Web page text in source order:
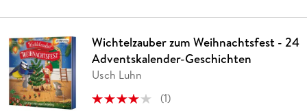
Wichtelzauber zum Weihnachtsfest - 24
Adventskalender-Geschichten
Usch Luhn
(1)